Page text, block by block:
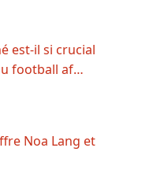
est-il si crucial
football af…
Noa Lang et